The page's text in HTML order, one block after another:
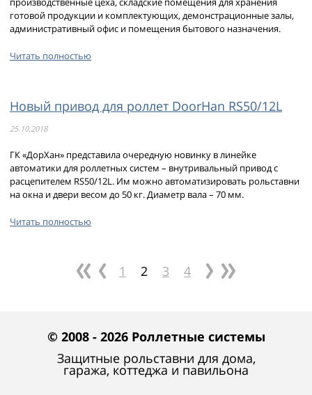
готовой продукции и комплектующих, демонстрационные залы,
административный офис и помещения бытового назначения.
Читать полностью
Новый привод для роллет DoorHan RS50/12L
25.10.2018
ГК «ДорХан» представила очередную новинку в линейке
автоматики для роллетных систем – внутривальный привод с
расцепителем RS50/12L. Им можно автоматизировать рольставни
на окна и двери весом до 50 кг. Диаметр вала – 70 мм.
Читать полностью
1 2 3 4
© 2008 - 2026 Роллетные системы
Защитные рольставни для дома,
гаража, коттеджа и павильона